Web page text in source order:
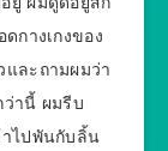
กางเกงของ
ละถามผมว่า
ว่านี้ ผมรีบ
าไปพันกับลิ้น